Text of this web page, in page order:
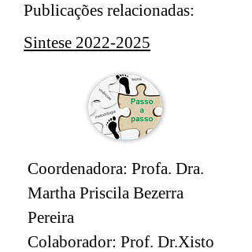
Publicações relacionadas:
Sintese 2022-2025
Coordenadora: Profa. Dra.
Martha Priscila Bezerra
Pereira
Colaborador: Prof. Dr.Xisto